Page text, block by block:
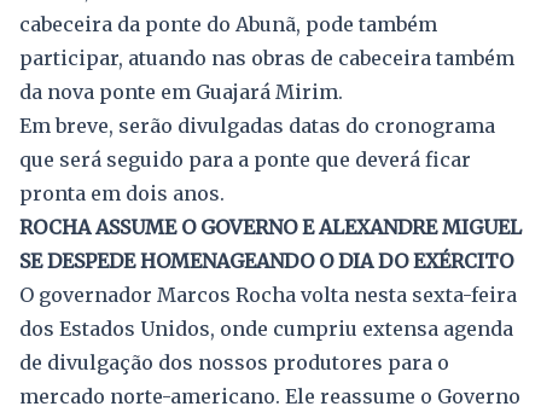
cabeceira da ponte do Abunã, pode também
participar, atuando nas obras de cabeceira também
da nova ponte em Guajará Mirim.
Em breve, serão divulgadas datas do cronograma
que será seguido para a ponte que deverá ficar
pronta em dois anos.
ROCHA ASSUME O GOVERNO E ALEXANDRE MIGUEL
SE DESPEDE HOMENAGEANDO O DIA DO EXÉRCITO
O governador Marcos Rocha volta nesta sexta-feira
dos Estados Unidos, onde cumpriu extensa agenda
de divulgação dos nossos produtores para o
mercado norte-americano. Ele reassume o Governo